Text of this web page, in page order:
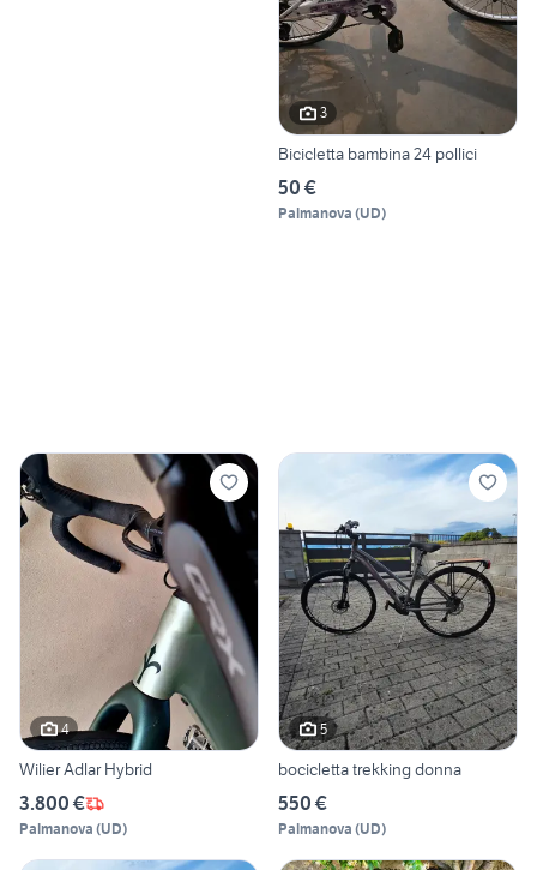
3
Bicicletta bambina 24 pollici
50 €
Palmanova (UD)
4
Wilier Adlar Hybrid
3.800 €
Palmanova (UD)
5
bocicletta trekking donna
550 €
Palmanova (UD)